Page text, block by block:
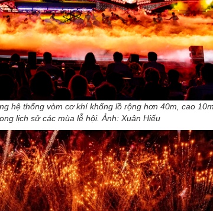
hệ thống vòm cơ khí khổng lồ rộng hơn 40m, cao
lịch sử các mùa lễ hội. Ảnh: Xuân Hiếu